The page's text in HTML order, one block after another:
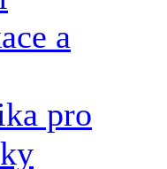
a
pro